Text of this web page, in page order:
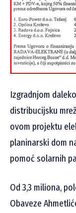
Izgradnjom
distribucijsku
ovom projektu
planinarski dom
pomoć solarnih
Od 3,3 miliona,
Obaveze